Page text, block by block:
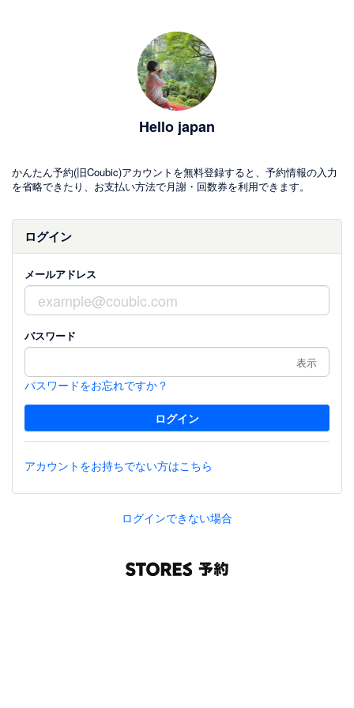
Hello japan
かんたん予約(旧Coubic)アカウントを無料登録すると、予約情報の入力
を省略できたり、お支払い方法で月謝・回数券を利用できます。
ログイン
メールアドレス
パスワード
表示
パスワードをお忘れですか？
アカウントをお持ちでない方はこちら
ログインできない場合